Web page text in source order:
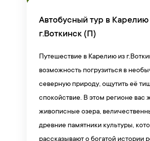
Автобусный тур в Карелию
г.Воткинск (П)
Путешествие в Карелию из
возможность погрузиться в
северную природу, ощутить её
спокойствие. В этом регионе вас
живописные озера,
древние памятники культуры,